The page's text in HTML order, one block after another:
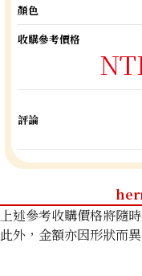
顏色
收購參考價格
評論
上述參考收購價格將隨
此外，金額亦因形狀而